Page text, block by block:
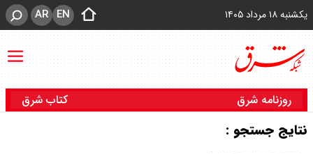
یکشنبه ۱۸ مرداد ۱۴۰۵ EN
AR
روزنامه شرق کتاب شرق
نتایج جستجو :